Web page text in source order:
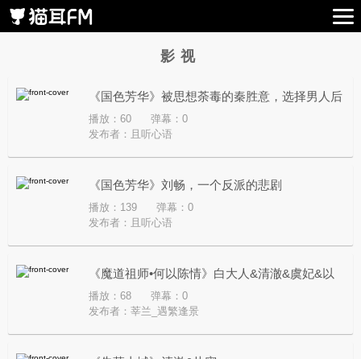
影视
《国色芳华》被思想荼毒的秦胜意，选择男人后
走向死亡
播放：60
弹幕：0
发布者： 且听心语
《国色芳华》刘畅，一个反派的悲剧
播放：139
弹幕：0
发布者： 且听心语
《魔道祖师•何以陈情》白大人&清澈&虞妃&以
煦&冰山&青葱
播放：68
弹幕：0
发布者： 莘兰_遇繁逢景